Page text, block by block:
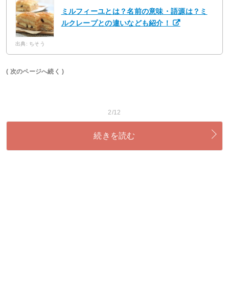
ミルフィーユとは？名前の意味・語源は？ミ
ルクレープとの違いなども紹介！
出典: ちそう
( 次のページへ続く )
2/12
続きを読む